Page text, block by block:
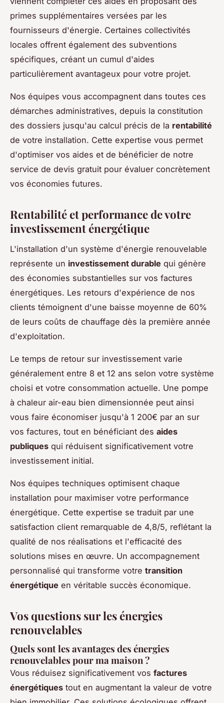
primes supplémentaires versées par les
fournisseurs d'énergie. Certaines collectivités
locales offrent également des subventions
spécifiques, créant un cumul d'aides
particulièrement avantageux pour votre projet.
Nos équipes vous accompagnent dans toutes ces
démarches administratives, depuis la constitution
des dossiers jusqu'au calcul précis de la rentabilité
de votre installation. Cette expertise vous permet
d'optimiser vos aides et de bénéficier de notre
service de devis gratuit pour évaluer concrètement
vos économies futures.
Rentabilité et performance de votre
investissement énergétique
L'installation d'un système d'énergie renouvelable
représente un investissement durable qui génère
des économies substantielles sur vos factures
énergétiques. Les retours d'expérience de nos
clients témoignent d'une baisse moyenne de 60%
de leurs coûts de chauffage dès la première année
d'exploitation.
Le temps de retour sur investissement varie
généralement entre 8 et 12 ans selon votre système
choisi et votre consommation actuelle. Une pompe
à chaleur air-eau bien dimensionnée peut ainsi
vous faire économiser jusqu'à 1 200€ par an sur
vos factures, tout en bénéficiant des aides
publiques qui réduisent significativement votre
investissement initial.
Nos équipes techniques optimisent chaque
installation pour maximiser votre performance
énergétique. Cette expertise se traduit par une
satisfaction client remarquable de 4,8/5, reflétant la
qualité de nos réalisations et l'efficacité des
solutions mises en œuvre. Un accompagnement
personnalisé qui transforme votre transition
énergétique en véritable succès économique.
Vos questions sur les énergies
renouvelables
Quels sont les avantages des énergies
renouvelables pour ma maison ?
Vous réduisez significativement vos factures
énergétiques tout en augmentant la valeur de votre